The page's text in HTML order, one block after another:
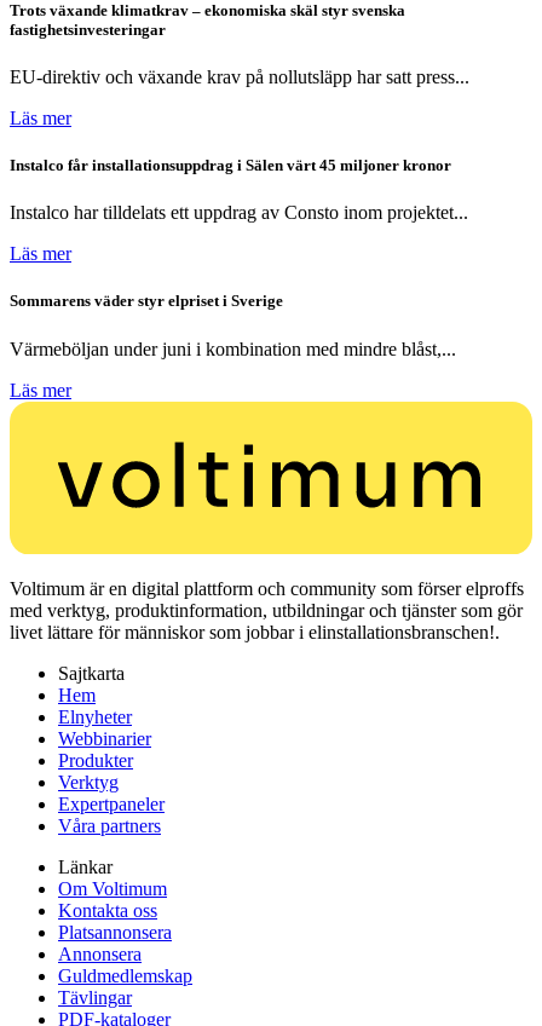
Trots växande klimatkrav – ekonomiska skäl styr svenska
fastighetsinvesteringar
EU-direktiv och växande krav på nollutsläpp har satt press...
Läs mer
Instalco får installationsuppdrag i Sälen värt 45 miljoner kronor
Instalco har tilldelats ett uppdrag av Consto inom projektet...
Läs mer
Sommarens väder styr elpriset i Sverige
Värmeböljan under juni i kombination med mindre blåst,...
Läs mer
Voltimum är en digital plattform och community som förser elproffs
med verktyg, produktinformation, utbildningar och tjänster som gör
livet lättare för människor som jobbar i elinstallationsbranschen!.
Sajtkarta
Hem
Elnyheter
Webbinarier
Produkter
Verktyg
Expertpaneler
Våra partners
Länkar
Om Voltimum
Kontakta oss
Platsannonsera
Annonsera
Guldmedlemskap
Tävlingar
PDF-kataloger